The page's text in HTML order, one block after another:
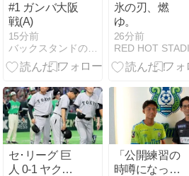
#1 ガンバ大阪
戦(A)
15分前
バックスタンドの片隅から･･･
氷の刃、燃
ゆ。
26分前
セ･リーグ 巨
人 0-1 ヤクル
「公開練習の
時噂になって